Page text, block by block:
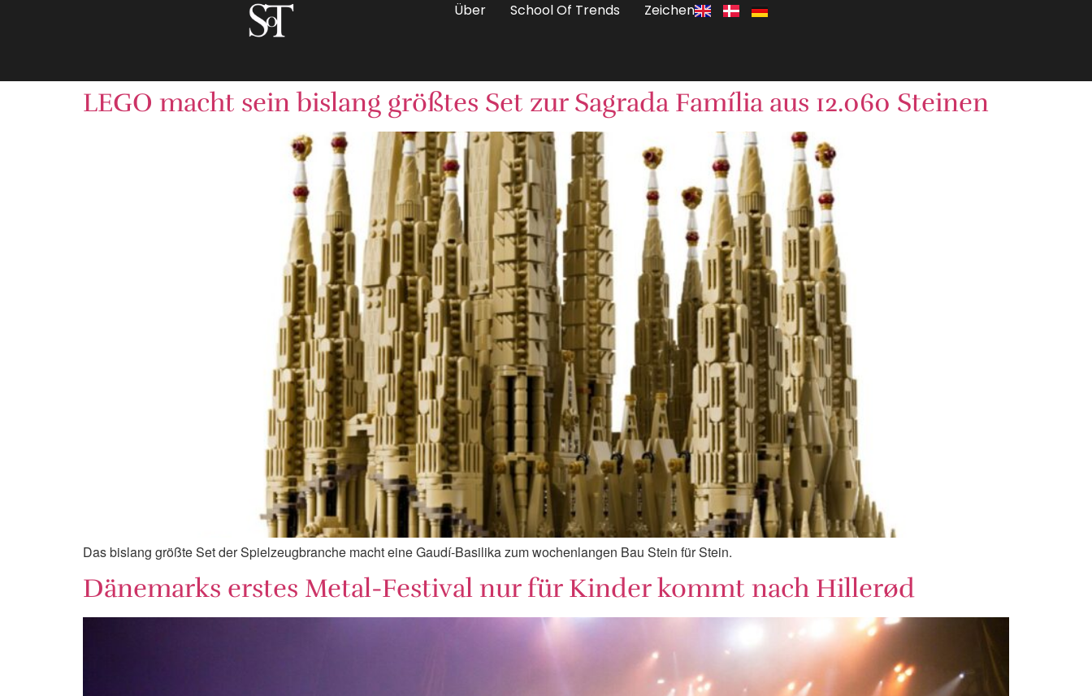
Über School Of Trends Zeichen
LEGO macht sein bislang größtes Set zur Sagrada Família aus 12.060 Steinen
Das bislang größte Set der Spielzeugbranche macht eine Gaudí-Basilika zum wochenlangen Bau Stein für Stein.
Dänemarks erstes Metal-Festival nur für Kinder kommt nach Hillerød